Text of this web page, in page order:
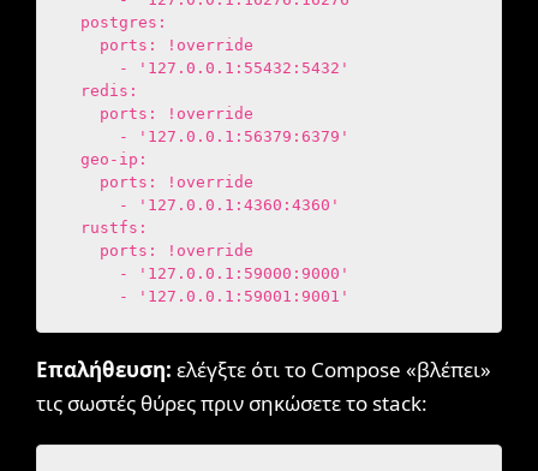
      - '127.0.0.1:59001:9001'
Επαλήθευση: ελέγξτε ότι το Compose «βλέπει»
τις σωστές θύρες πριν σηκώσετε το stack: